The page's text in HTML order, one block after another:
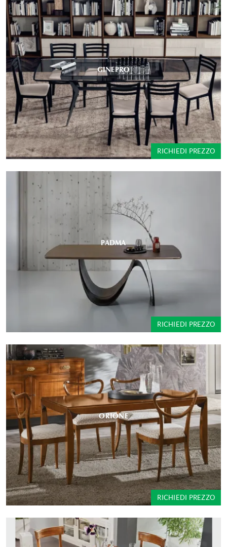
GINEPRO
RICHIEDI PREZZO
PADMA
RICHIEDI PREZZO
ORIONE
RICHIEDI PREZZO